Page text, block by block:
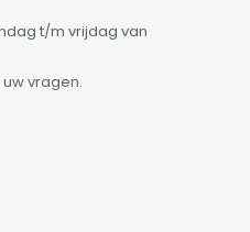
t/m vrijdag van
vragen.